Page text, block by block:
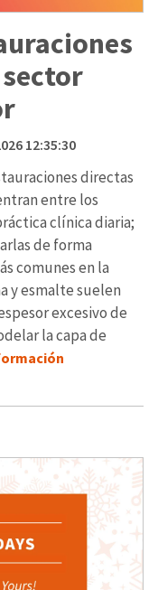
12:35:30
directas
entre los
clínica diaria;
de forma
comunes en la
y esmalte suelen
excesivo de
la capa de